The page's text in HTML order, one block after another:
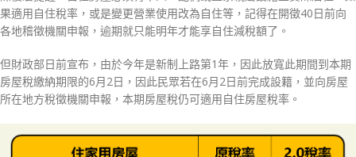
果適用自住稅率，或是變更營業使用改為自住等，記得在開徵40日前向
各地稽徵機關申報，逾期就只能明年才能享自住減稅額了。
但財政部日前宣布，由於今年是新制上路第1年，因此放寬此期間到本期
房屋稅繳納期限的6月2日，因此民眾若在6月2日前完成設籍，並向房屋
所在地方稅徵機關申報，本期房屋稅仍可適用自住房屋稅率。